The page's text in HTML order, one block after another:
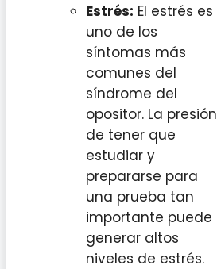
Estrés: El estrés es
uno de los
síntomas más
comunes del
síndrome del
opositor. La presión
de tener que
estudiar y
prepararse para
una prueba tan
importante puede
generar altos
niveles de estrés.